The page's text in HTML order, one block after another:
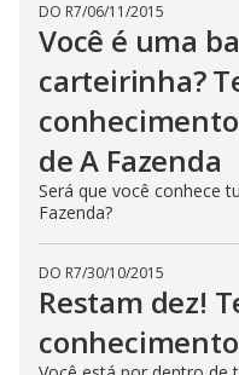
DO R7/06/11/2015
Você é uma
carteirinha?
de A Fazenda
Será que você conhece
Fazenda?
DO R7/30/10/2015
Restam dez!